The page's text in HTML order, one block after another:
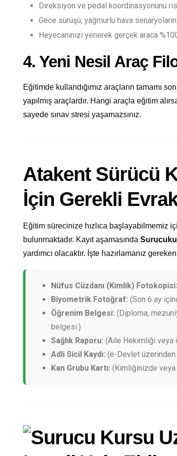
Direksiyon ve pedal koordinasyonunu
Gece sürüşü, yağmurlu hava
Heyecanınızı yenerek gerçek araca
4. Yeni Nesil Araç
Eğitimde kullandığımız araçların tamamı
yapılmış araçlardır. Hangi araçla eğitim
sayede sınav stresi yaşamazsınız.
Atakent Sürücü
İçin Gerekli
Eğitim sürecinize hızlıca başlayabilmemiz
bulunmaktadır. Kayıt aşamasında
yardımcı olacaktır. İşte hazırlamanız
Nüfus Cüzdanı (Kimlik) Fotokopisi:
Biyometrik Fotoğraf: (Son 6 ay
Öğrenim Belgesi: (Diploma,
belgesi.)
Sağlık Raporu: (Aile Hekimliği veya
Adli Sicil Kaydı: (e-Devlet üzerinden
Kan Grubu Kartı: (Kimliğinizde veya